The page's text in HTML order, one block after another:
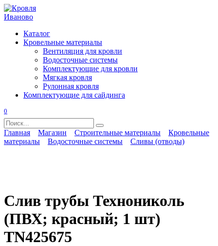
Перейти
к
Каталог
Кровельные материалы
Вентиляция для кровли
Водосточные системы
Комплектующие для кровли
Мягкая кровля
Рулонная кровля
Комплектующие для сайдинга
0
Search
for:
Главная Магазин Строительные материалы
Кровельные
материалы
Водосточные системы Сливы (отводы)
Слив трубы Технониколь
(ПВХ; красный; 1 шт)
TN425675